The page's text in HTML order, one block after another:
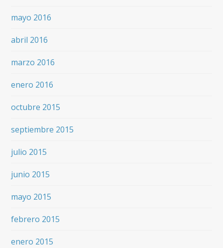
mayo 2016
abril 2016
marzo 2016
enero 2016
octubre 2015
septiembre 2015
julio 2015
junio 2015
mayo 2015
febrero 2015
enero 2015